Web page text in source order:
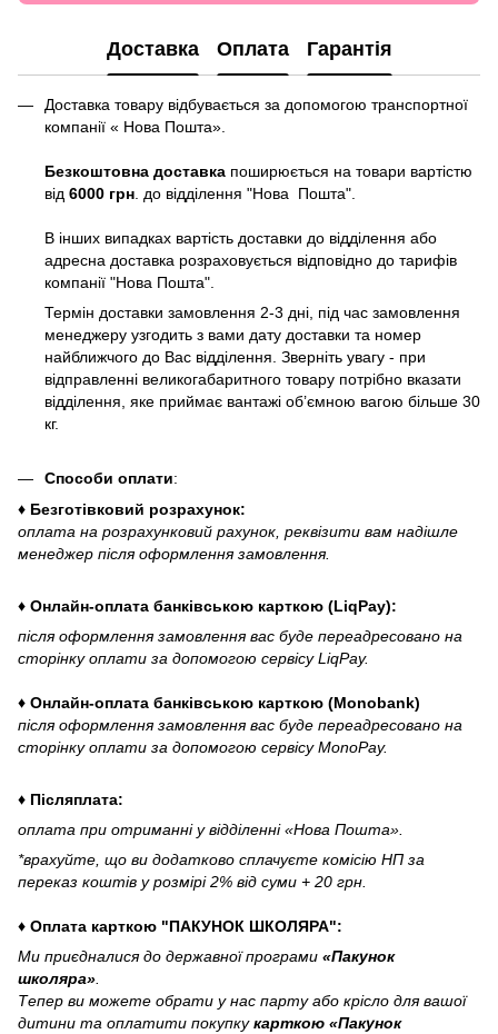
Доставка Оплата Гарантія
Доставка товару відбувається за допомогою транспортної
компанії « Нова Пошта».
Безкоштовна доставка поширюється на товари вартістю
від 6000 грн. до відділення "Нова Пошта".
В інших випадках вартість доставки до відділення або
адресна доставка розраховується відповідно до тарифів
компанії "Нова Пошта".
Термін доставки замовлення 2-3 дні, під час замовлення
менеджеру узгодить з вами дату доставки та номер
найближчого до Вас відділення. Зверніть увагу - при
відправленні великогабаритного товару потрібно вказати
відділення, яке приймає вантажі об’ємною вагою більше 30
кг.
Способи оплати:
♦ Безготівковий розрахунок:
оплата на розрахунковий рахунок, реквізити вам надішле
менеджер після оформлення замовлення.
♦ Онлайн-оплата банківською карткою (LiqPay):
після оформлення замовлення вас буде переадресовано на
сторінку оплати за допомогою сервісу LiqPay.
♦ Онлайн-оплата банківською карткою (Monobank)
після оформлення замовлення вас буде переадресовано на
сторінку оплати за допомогою сервісу MonoPay.
♦ Післяплата:
оплата при отриманні у відділенні «Нова Пошта».
*врахуйте, що ви додатково сплачуєте комісію НП за
переказ коштів у розмірі 2% від суми + 20 грн.
♦ Оплата карткою "ПАКУНОК ШКОЛЯРА":
Ми приєдналися до державної програми «Пакунок
школяра»
Тепер ви можете обрати у нас парту або крісло для вашої
дитини та оплатити покупкукарткою «Пакунок